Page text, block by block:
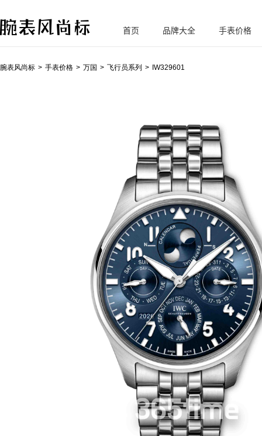
腕
首页 品牌大全 手表价格
腕表风尚标 手表价格 万国 飞行员系列 IW329601